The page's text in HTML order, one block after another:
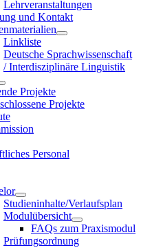
Lehrveranstaltungen
und Kontakt
Linkliste
Deutsche Sprachwissenschaft
/ Interdisziplinäre Linguistik
Projekte
Projekte
Personal
Studieninhalte/Verlaufsplan
Modulübersicht
FAQs zum Praxismodul
Prüfungsordnung